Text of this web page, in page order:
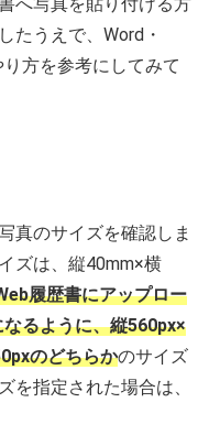
へ写真を貼り付ける方
たうえで、Word・
方を参考にしてみて
真のサイズを確認しま
ズは、縦40mm×横
履歴書にアップロー
るように、縦560px×
のどちらかのサイズ
を指定された場合は、